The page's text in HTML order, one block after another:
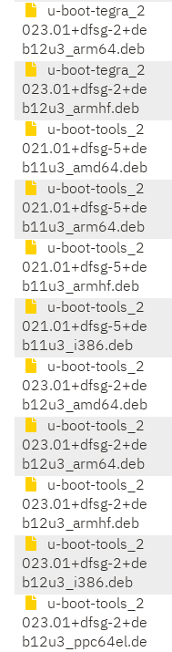
u-boot-tegra_2
023.01+dfsg-2+de
b12u3_arm64.deb
u-boot-tegra_2
023.01+dfsg-2+de
b12u3_armhf.deb
u-boot-tools_2
021.01+dfsg-5+de
b11u3_amd64.deb
u-boot-tools_2
021.01+dfsg-5+de
b11u3_arm64.deb
u-boot-tools_2
021.01+dfsg-5+de
b11u3_armhf.deb
u-boot-tools_2
021.01+dfsg-5+de
b11u3_i386.deb
u-boot-tools_2
023.01+dfsg-2+de
b12u3_amd64.deb
u-boot-tools_2
023.01+dfsg-2+de
b12u3_arm64.deb
u-boot-tools_2
023.01+dfsg-2+de
b12u3_armhf.deb
u-boot-tools_2
023.01+dfsg-2+de
b12u3_i386.deb
u-boot-tools_2
023.01+dfsg-2+de
b12u3_ppc64el.de